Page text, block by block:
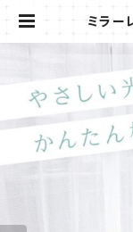
ミラ